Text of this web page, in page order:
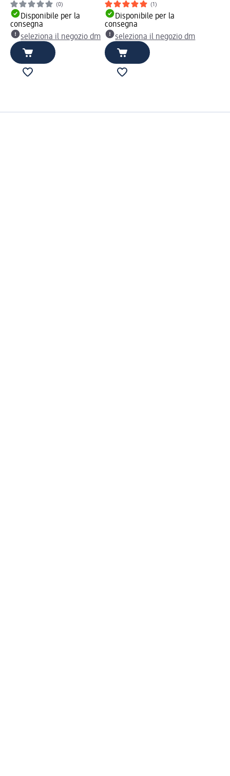
(0)
Disponibile per la
consegna
seleziona il negozio dm
(1)
Disponibile per la
consegna
seleziona il negozio dm